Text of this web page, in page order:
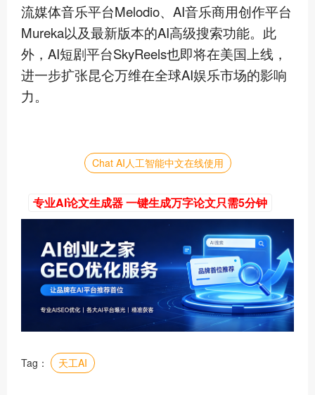
流媒体音乐平台Melodio、AI音乐商用创作平台
Mureka以及最新版本的AI高级搜索功能。此
外，AI短剧平台SkyReels也即将在美国上线，
进一步扩张昆仑万维在全球AI娱乐市场的影响
力。
Chat AI人工智能中文在线使用
专业AI论文生成器 一键生成万字论文只需5分钟
Tag： 天工AI